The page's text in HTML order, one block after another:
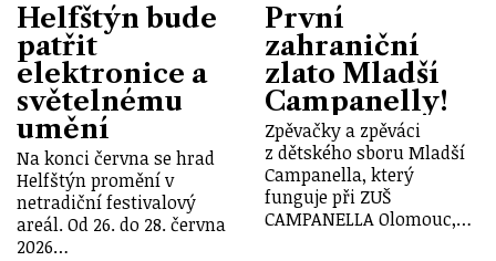
Helfštýn bude
patřit
elektronice a
světelnému
umění
Na konci června se hrad
Helfštýn promění v
netradiční festivalový
areál. Od 26. do 28. června
2026…
První
zahraniční
zlato Mladší
Campanelly!
Zpěvačky a zpěváci
z dětského sboru Mladší
Campanella, který
funguje při ZUŠ
CAMPANELLA Olomouc,…